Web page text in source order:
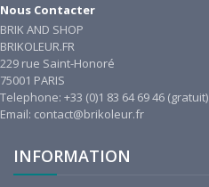
Nous Contacter
BRIK AND SHOP
BRIKOLEUR.FR
229 rue Saint-Honoré
75001 PARIS
Telephone: +33 (0)1 83 64 69 46 (gratuit)
Email: contact@brikoleur.fr
INFORMATION